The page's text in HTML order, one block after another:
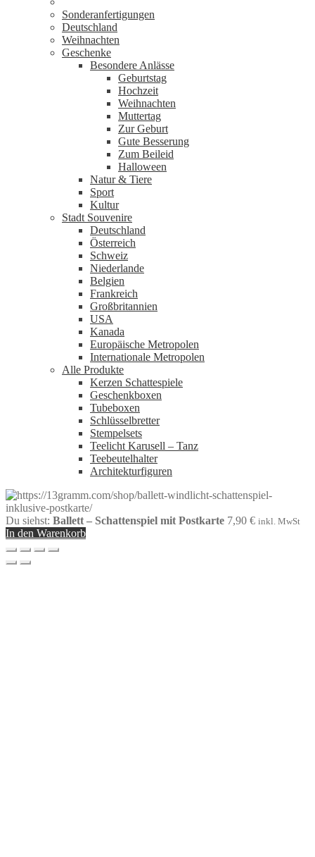
Sonderanfertigungen
Deutschland
Weihnachten
Geschenke
Besondere Anlässe
Geburtstag
Hochzeit
Weihnachten
Muttertag
Zur Geburt
Gute Besserung
Zum Beileid
Halloween
Natur & Tiere
Sport
Kultur
Stadt Souvenire
Deutschland
Österreich
Schweiz
Niederlande
Belgien
Frankreich
Großbritannien
USA
Kanada
Europäische Metropolen
Internationale Metropolen
Alle Produkte
Kerzen Schattespiele
Geschenkboxen
Tubeboxen
Schlüsselbretter
Stempelsets
Teelicht Karusell – Tanz
Teebeutelhalter
Architekturfiguren
Du siehst: Ballett – Schattenspiel mit Postkarte 7,90 € inkl. MwSt
In den Warenkorb